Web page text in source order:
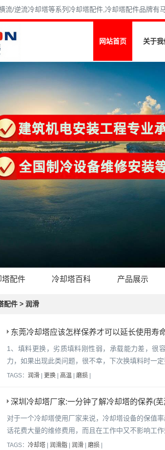
流/逆流冷却塔等系列冷却塔配件,冷却塔配件品牌
网站首页 关于我
塔配件 冷却塔百科 产品展示
配件 > 润滑
东莞冷却塔应该怎样保养才可以延长使用寿
1、填料更换，劣质填料刚性弱，承载能力差，很
力，如果出现此类问题，很不幸，下次换填料时一
TAGS： 润滑 | 更换 | 高温 | 磨损 |
深圳冷却塔厂家:一分钟了解冷却塔的保养(
对于一个冷却塔使用厂家来说，冷却塔设备的保值
话花费大量的维修费用，而且在工作中又不影响工
TAGS： 冷却塔 | 润滑脂 | 润滑 | 磨损 |